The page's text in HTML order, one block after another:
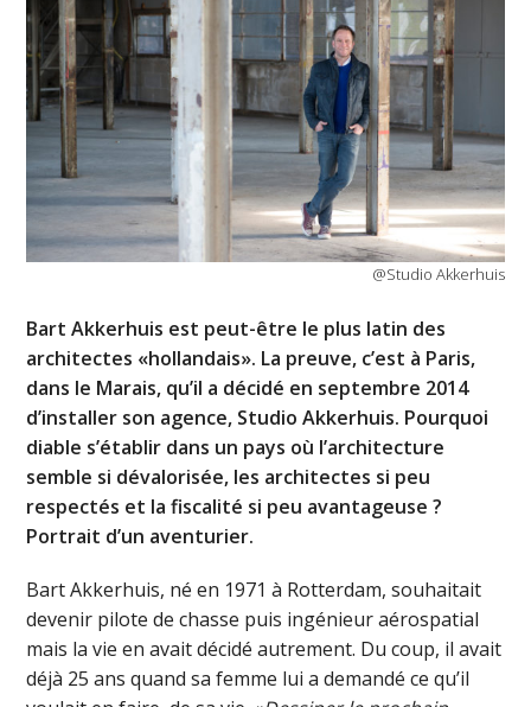
@Studio Akkerhuis
Bart Akkerhuis est peut-être le plus latin des
architectes «hollandais». La preuve, c’est à Paris,
dans le Marais, qu’il a décidé en septembre 2014
d’installer son agence, Studio Akkerhuis. Pourquoi
diable s’établir dans un pays où l’architecture
semble si dévalorisée, les architectes si peu
respectés et la fiscalité si peu avantageuse ?
Portrait d’un aventurier.
Bart Akkerhuis, né en 1971 à Rotterdam, souhaitait
devenir pilote de chasse puis ingénieur aérospatial
mais la vie en avait décidé autrement. Du coup, il avait
déjà 25 ans quand sa femme lui a demandé ce qu’il